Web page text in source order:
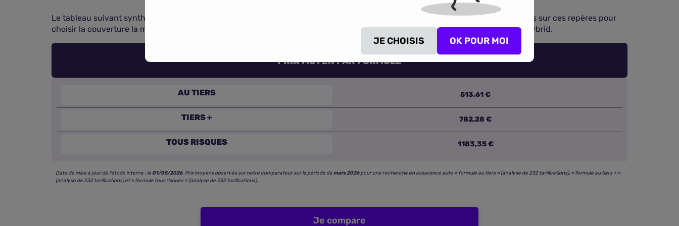
Le tableau suivant synthétise les fourchettes tarifaires relevées pour les formules au tiers, tiers + et tous risques. Appuyez-vous sur ces repères pour
choisir la couverture la mieux adaptée à vos trajets scolaires, départs en vacances ou longs parcours autoroutiers en version Hybrid.
PRIX MOYEN PAR FORMULE
AU TIERS 513,61 €
TIERS + 782,28 €
TOUS RISQUES 1183,35 €
Date de mise à jour de l’étude interne : le 01/05/2026. Prix moyens observés sur notre comparateur sur la période demars 2026pour une recherche en assurance auto « formule au tiers » (analyse de 232 tarifications), « formule au tiers + »
(analyse de 232 tarifications) et « formule tous risques » (analyse de 232 tarifications).
Je compare
JE CHOISIS OK POUR MOI